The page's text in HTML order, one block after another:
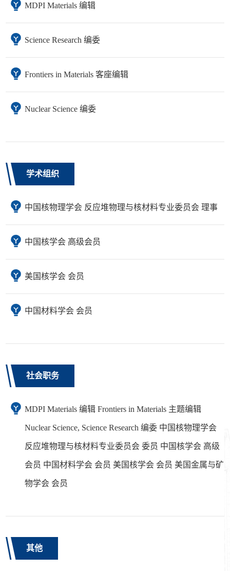
MDPI Materials 编辑
Science Research 编委
Frontiers in Materials 客座编辑
Nuclear Science 编委
学术组织
中国核物理学会 反应堆物理与核材料专业委员会 理事
中国核学会 高级会员
美国核学会 会员
中国材料学会 会员
社会职务
MDPI Materials 编辑 Frontiers in Materials 主题编辑
Nuclear Science, Science Research 编委 中国核物理学会
反应堆物理与核材料专业委员会 委员 中国核学会 高级
会员 中国材料学会 会员 美国核学会 会员 美国金属与矿
物学会 会员
其他